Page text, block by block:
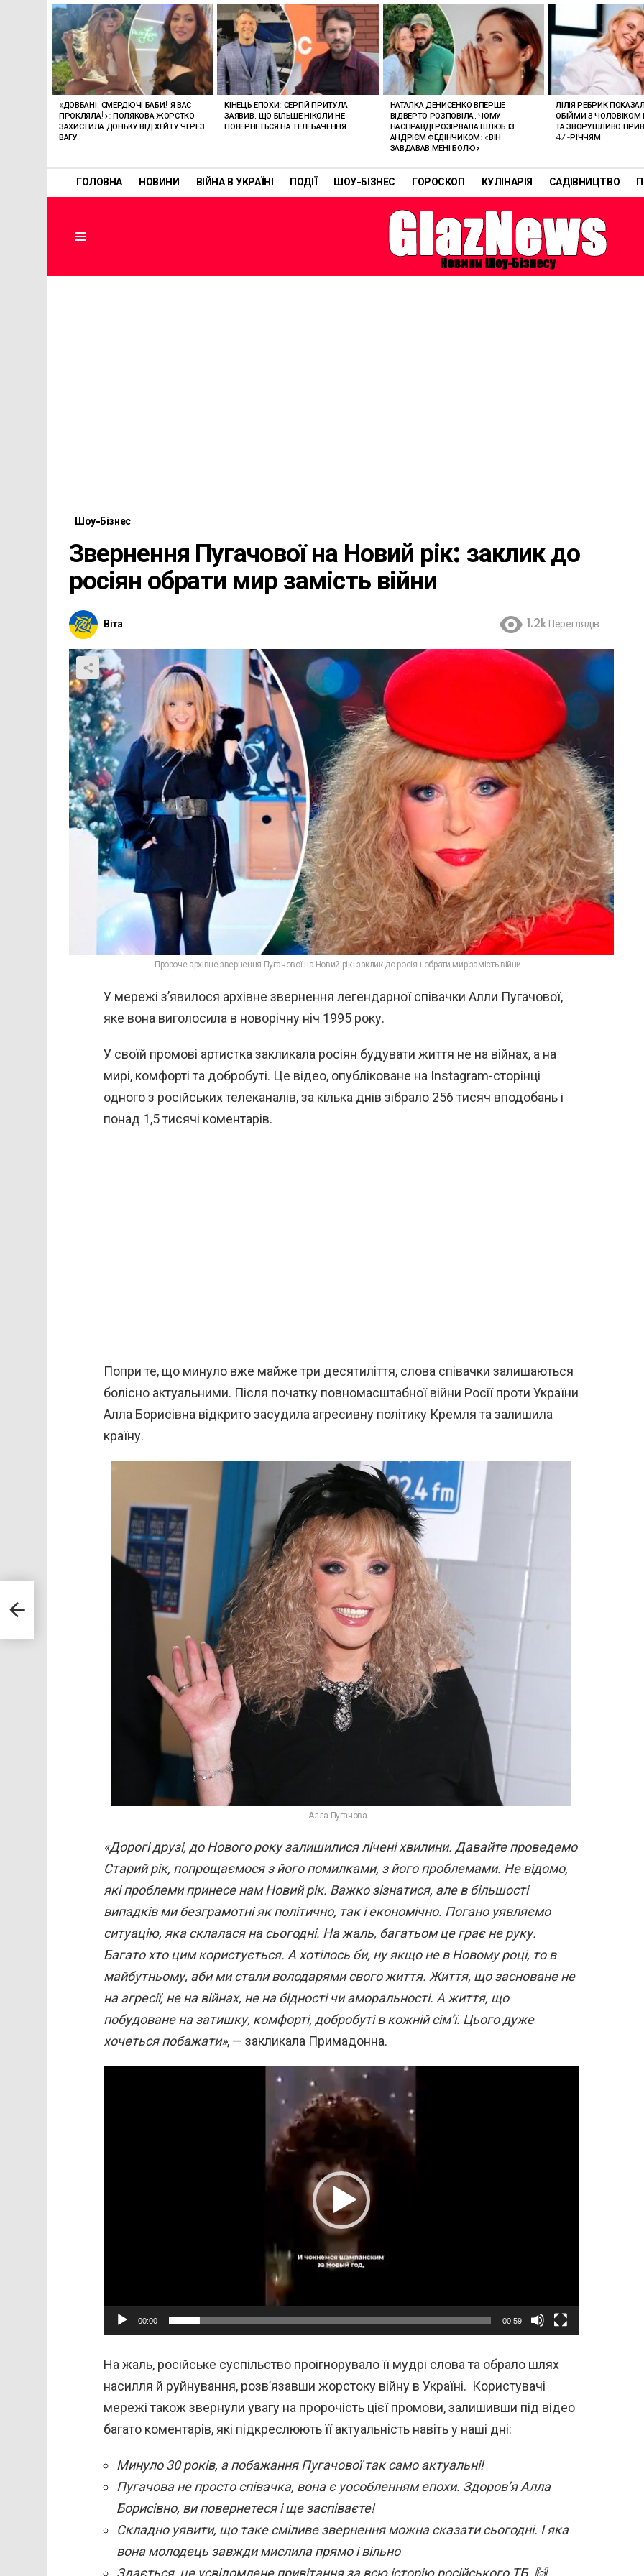
ГОЛОВНА НОВИНИ ВІЙНА В УКРАЇНІ ПОДІЇ ШОУ-БІЗНЕС ГОРОСКОП КУЛІНАРІЯ САДІВНИЦТВО
ОСТАННІ
СТАТТІ
«ДОВБАНІ, СМЕРДЮЧІ БАБИ! Я ВАС
ПРОКЛЯЛА!»: ПОЛЯКОВА ЖОРСТКО
ЗАХИСТИЛА ДОНЬКУ ВІД ХЕЙТУ ЧЕРЕЗ
ВАГУ
КІНЕЦЬ ЕПОХИ: СЕРГІЙ ПРИТУЛА
ЗАЯВИВ, ЩО БІЛЬШЕ НІКОЛИ НЕ
ПОВЕРНЕТЬСЯ НА ТЕЛЕБАЧЕННЯ
НАТАЛКА ДЕНИСЕНКО ВПЕРШЕ
ВІДВЕРТО РОЗПОВІЛА, ЧОМУ
НАСПРАВДІ РОЗІРВАЛА ШЛЮБ ІЗ
АНДРІЄМ ФЕДІНЧИКОМ: «ВІН
ЗАВДАВАВ МЕНІ БОЛЮ»
ЛІЛІЯ РЕБРИК
ОБІЙМИ З ЧОЛОВІКОМ
ТА ЗВОРУШЛИВО
47-РІЧЧЯМ
Шоу-Бізнес
Звернення Пугачової на Новий рік: заклик до
росіян обрати мир замість війни
Віта 1.2k Переглядів
Пророче архівне звернення Пугачової на Новий рік: заклик до росіян обрати мир замість війни
У мережі з’явилося архівне звернення легендарної співачки Алли Пугачової,
яке вона виголосила в новорічну ніч 1995 року.
У своїй промові артистка закликала росіян будувати життя не на війнах, а на
мирі, комфорті та добробуті. Це відео, опубліковане на Instagram-сторінці
одного з російських телеканалів, за кілька днів зібрало 256 тисяч вподобань і
понад 1,5 тисячі коментарів.
Попри те, що минуло вже майже три десятиліття, слова співачки залишаються
болісно актуальними. Після початку повномасштабної війни Росії проти України
Алла Борисівна відкрито засудила агресивну політику Кремля та залишила
країну.
Алла Пугачова
«Дорогі друзі, до Нового року залишилися лічені хвилини. Давайте проведемо
Старий рік, попрощаємося з його помилками, з його проблемами. Не відомо,
які проблеми принесе нам Новий рік. Важко зізнатися, але в більшості
випадків ми безграмотні як політично, так і економічно. Погано уявляємо
ситуацію, яка склалася на сьогодні. На жаль, багатьом це грає не руку.
Багато хто цим користується. А хотілось би, ну якщо не в Новому році, то в
майбутньому, аби ми стали володарями свого життя. Життя, що засноване не
на агресії, не на війнах, не на бідності чи аморальності. А життя, що
побудоване на затишку, комфорті, добробуті в кожній сім’ї. Цього дуже
хочеться побажати», — закликала Примадонна.
00:00 00:59
На жаль, російське суспільство проігнорувало її мудрі слова та обрало шлях
насилля й руйнування, розв’язавши жорстоку війну в Україні. Користувачі
мережі також звернули увагу на пророчість цієї промови, залишивши під відео
багато коментарів, які підкреслюють її актуальність навіть у наші дні:
Минуло 30 років, а побажання Пугачової так само актуальні!
Пугачова не просто співачка, вона є уособленням епохи. Здоров’я Алла
Борисівно, ви повернетеся і ще заспіваєте!
Складно уявити, що таке сміливе звернення можна сказати сьогодні. І яка
вона молодець завжди мислила прямо і вільно
Здається, це усвідомлене привітання за всю історію російського ТБ. 🙌